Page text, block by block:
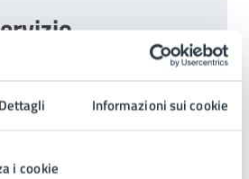
Dettagli Informazioni sui cookie
i cookie